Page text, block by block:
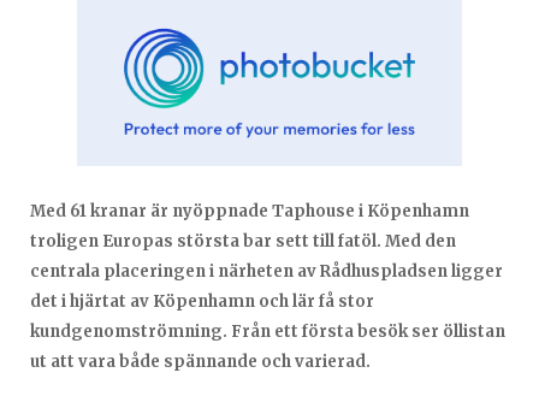
Med 61 kranar är nyöppnade Taphouse i Köpenhamn
troligen Europas största bar sett till fatöl. Med den
centrala placeringen i närheten av Rådhuspladsen ligger
det i hjärtat av Köpenhamn och lär få stor
kundgenomströmning. Från ett första besök ser öllistan
ut att vara både spännande och varierad.